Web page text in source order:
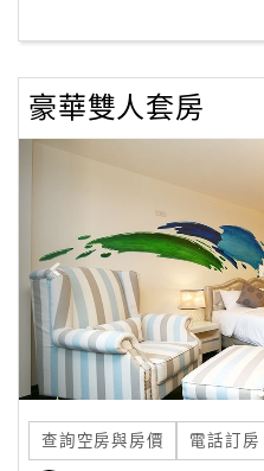
客
服
聯
Line
線
上
客
紅
豪華雙人套房
查詢空房與房價 電話訂房